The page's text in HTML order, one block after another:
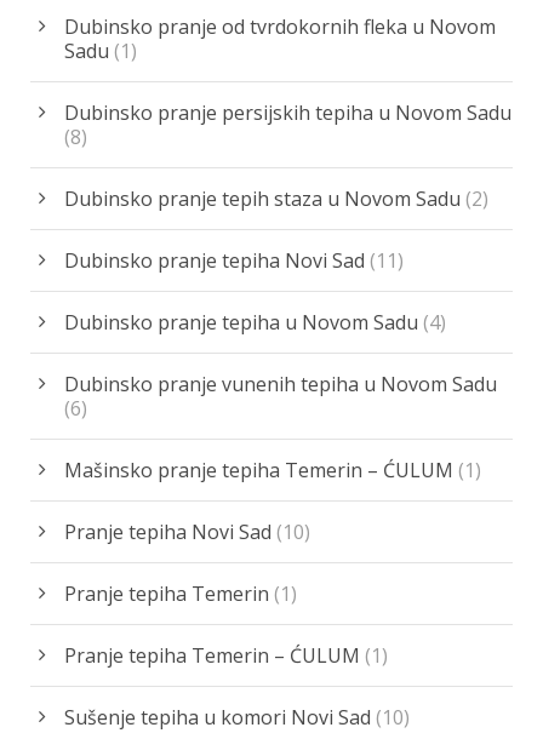
Dubinsko pranje od tvrdokornih fleka u Novom
Sadu (1)
Dubinsko pranje persijskih tepiha u Novom Sadu
(8)
Dubinsko pranje tepih staza u Novom Sadu (2)
Dubinsko pranje tepiha Novi Sad (11)
Dubinsko pranje tepiha u Novom Sadu (4)
Dubinsko pranje vunenih tepiha u Novom Sadu
(6)
Mašinsko pranje tepiha Temerin – ĆULUM (1)
Pranje tepiha Novi Sad (10)
Pranje tepiha Temerin (1)
Pranje tepiha Temerin – ĆULUM (1)
Sušenje tepiha u komori Novi Sad (10)